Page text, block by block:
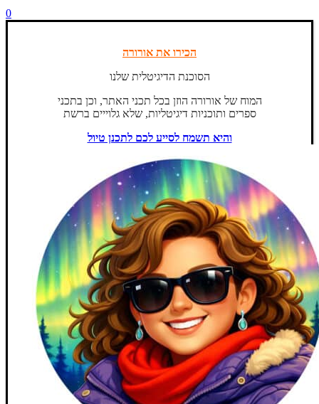
0
הכירו את אורורה
הסוכנת הדיגיטלית שלנו
המוח של אורורה הוזן בכל תכני האתר, וכן בתכני
ספרים ותוכניות דיגיטליות, שלא גלוייים ברשת
והיא תשמח לסייע לכם לתכנן טיול